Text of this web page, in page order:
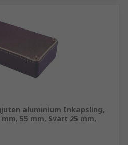
aluminium Inkapsling,
55 mm, Svart 25 mm,